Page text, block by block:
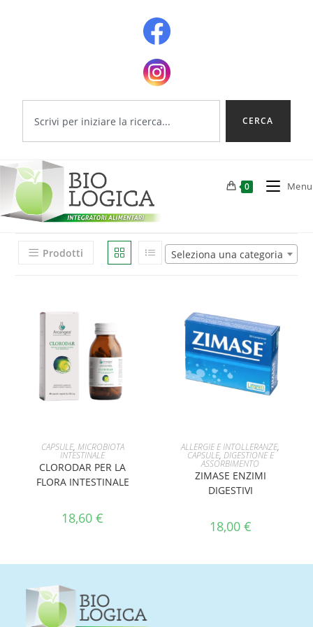
CERCA
0 Menu
Seleziona una categoria
Prodotti
AGGIUNGI AL CARRELLO
CAPSULE, MICROBIOTA
INTESTINALE
CLORODAR PER LA
FLORA INTESTINALE
18,60€
AGGIUNGI AL CARRELLO
ALLERGIE E INTOLLERANZE,
CAPSULE, DIGESTIONE E
ASSORBIMENTO
ZIMASE ENZIMI
DIGESTIVI
18,00 €